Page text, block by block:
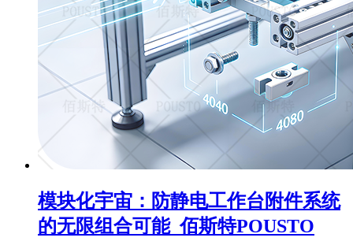
模块化宇宙：防静电工作台附件系统
的无限组合可能_佰斯特POUSTO